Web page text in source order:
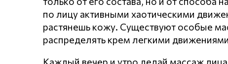
по лицу активными хаотическими
растянешь кожу. Существуют особые
распределять крем легкими